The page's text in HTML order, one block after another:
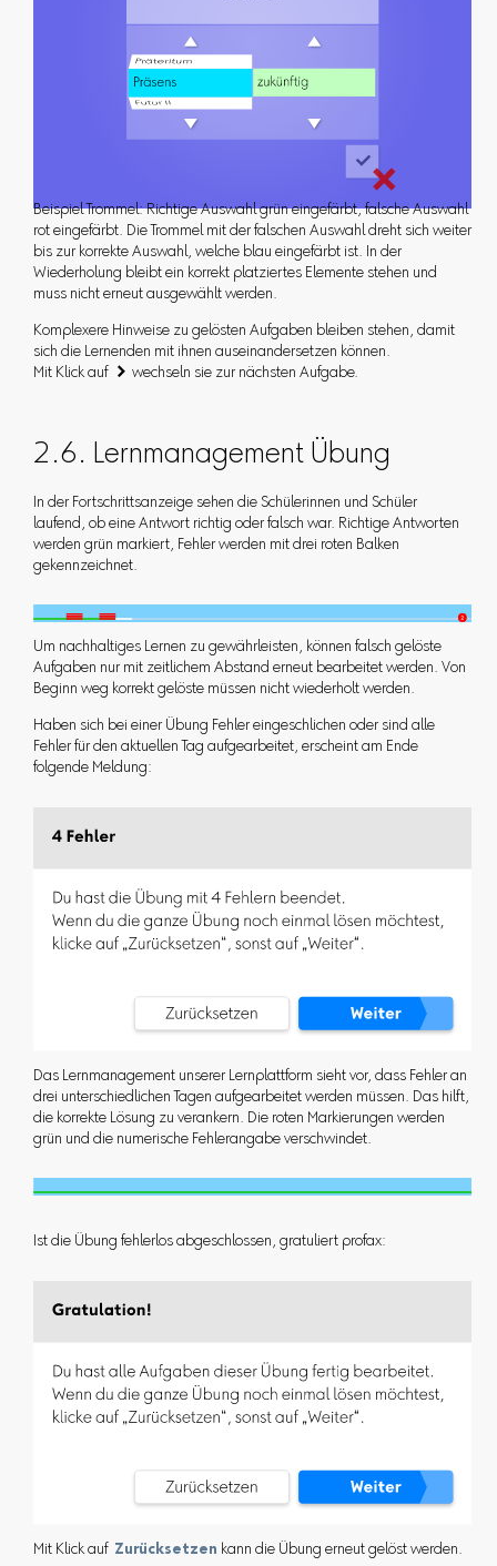
Beispiel Trommel: Richtige Auswahl grün eingefärbt, falsche Auswahl
rot eingefärbt. Die Trommel mit der falschen Auswahl dreht sich weiter
bis zur korrekte Auswahl, welche blau eingefärbt ist. In der
Wiederholung bleibt ein korrekt platziertes Elemente stehen und
muss nicht erneut ausgewählt werden.
Komplexere Hinweise zu gelösten Aufgaben bleiben stehen, damit
sich die Lernenden mit ihnen auseinandersetzen können.
Mit Klick auf  wechseln sie zur nächsten Aufgabe.
2.6. Lernmanagement Übung
In der Fortschrittsanzeige sehen die Schülerinnen und Schüler
laufend, ob eine Antwort richtig oder falsch war. Richtige Antworten
werden grün markiert, Fehler werden mit drei roten Balken
gekennzeichnet.
Um nachhaltiges Lernen zu gewährleisten, können falsch gelöste
Aufgaben nur mit zeitlichem Abstand erneut bearbeitet werden. Von
Beginn weg korrekt gelöste müssen nicht wiederholt werden.
Haben sich bei einer Übung Fehler eingeschlichen oder sind alle
Fehler für den aktuellen Tag aufgearbeitet, erscheint am Ende
folgende Meldung:
Das Lernmanagement unserer Lernplattform sieht vor, dass Fehler an
drei unterschiedlichen Tagen aufgearbeitet werden müssen. Das hilft,
die korrekte Lösung zu verankern. Die roten Markierungen werden
grün und die numerische Fehlerangabe verschwindet.
Ist die Übung fehlerlos abgeschlossen, gratuliert profax:
Mit Klick auf Zurücksetzen kann die Übung erneut gelöst werden.